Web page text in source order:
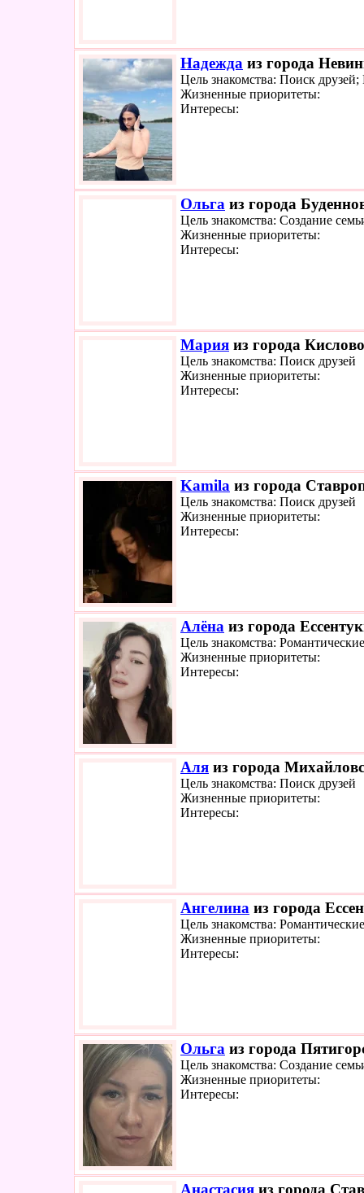
Надежда из города
Цель знакомства: Поиск
Жизненные приоритеты:
Интересы:
Ольга из города
Цель знакомства: Создание
Жизненные приоритеты:
Интересы:
Мария из города
Цель знакомства: Поиск друзей
Жизненные приоритеты:
Интересы:
Kamila из города
Цель знакомства: Поиск друзей
Жизненные приоритеты:
Интересы:
Алёна из города
Цель знакомства:
Жизненные приоритеты:
Интересы:
Аля из города
Цель знакомства: Поиск друзей
Жизненные приоритеты:
Интересы:
Ангелина из города
Цель знакомства:
Жизненные приоритеты:
Интересы:
Ольга из города
Цель знакомства: Создание
Жизненные приоритеты:
Интересы:
Анастасия из города